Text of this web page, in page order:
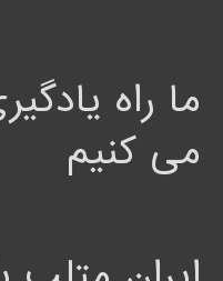
ما راه
می کنیم